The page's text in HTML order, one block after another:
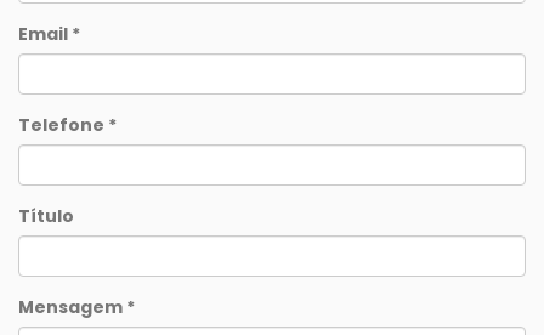
Email *
Telefone *
Título
Mensagem *